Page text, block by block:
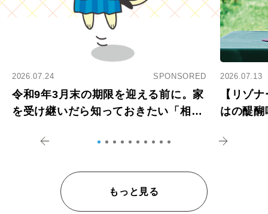
2026.07.24 SPONSORED
令和9年3月末の期限を迎える前に。家
を受け継いだら知っておきたい「相続
2026.07.13
【リゾ
はの醍
もっと見る